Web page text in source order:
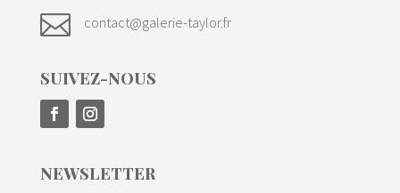
 contact@galerie-taylor.fr
SUIVEZ-NOUS
NEWSLETTER